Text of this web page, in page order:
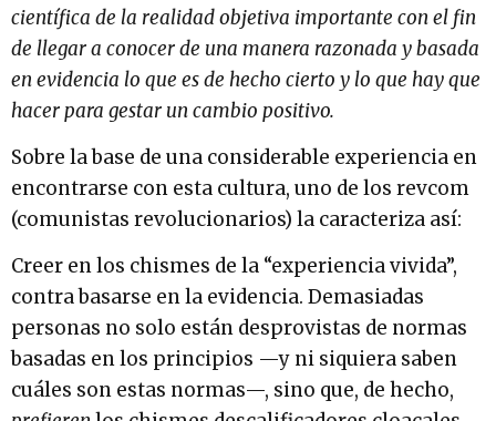
científica de la realidad objetiva importante con el fin
de llegar a conocer de una manera razonada y basada
en evidencia lo que es de hecho cierto y lo que hay que
hacer para gestar un cambio positivo.
Sobre la base de una considerable experiencia en
encontrarse con esta cultura, uno de los revcom
(comunistas revolucionarios) la caracteriza así:
Creer en los chismes de la “experiencia vivida”,
contra basarse en la evidencia. Demasiadas
personas no solo están desprovistas de normas
basadas en los principios —y ni siquiera saben
cuáles son estas normas—, sino que, de hecho,